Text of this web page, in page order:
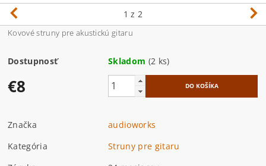
1 z 2
Kovové struny pre akustickú gitaru
Dostupnosť Skladom (2 ks)
€8
Značka
audioworks
Kategória
Struny pre gitaru